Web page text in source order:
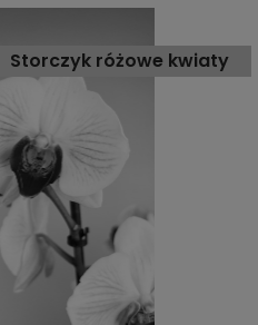
Storczyk różowe kwiaty